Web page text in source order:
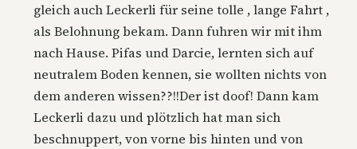
gleich auch Leckerli für seine tolle , lange Fahrt ,
als Belohnung bekam. Dann fuhren wir mit ihm
nach Hause. Pifas und Darcie, lernten sich auf
neutralem Boden kennen, sie wollten nichts von
dem anderen wissen??!!Der ist doof! Dann kam
Leckerli dazu und plötzlich hat man sich
beschnuppert, von vorne bis hinten und von